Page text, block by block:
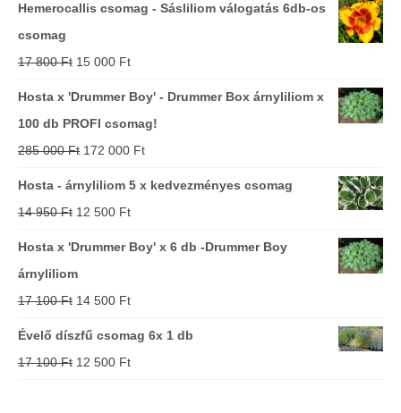
Hemerocallis csomag - Sásliliom válogatás 6db-os
csomag
17 800Ft 15 000 Ft
Hosta x 'Drummer Boy' - Drummer Box árnyliliom x
100 db PROFI csomag!
285 000Ft 172 000 Ft
Hosta - árnyliliom 5 x kedvezményes csomag
14 950Ft 12 500 Ft
Hosta x 'Drummer Boy' x 6 db -Drummer Boy
árnyliliom
17 100Ft 14 500 Ft
Évelő díszfű csomag 6x 1 db
17 100Ft 12 500 Ft